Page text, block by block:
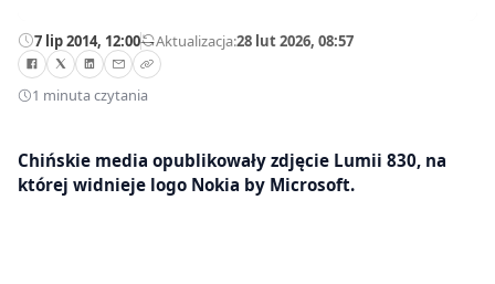
7 lip 2014, 12:00—Aktualizacja:28 lut 2026, 08:57
1 minuta czytania
Chińskie media opublikowały zdjęcie Lumii 830, na
której widnieje logo Nokia by Microsoft.